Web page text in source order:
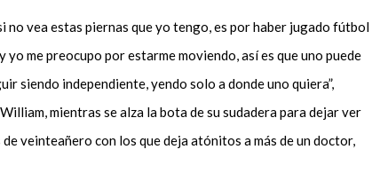
no vea estas piernas que yo tengo, es por haber jugado fútbol
yo me preocupo por estarme moviendo, así es que uno puede
siendo independiente, yendo solo a donde uno quiera”,
mientras se alza la bota de su sudadera para dejar ver
veinteañero con los que deja atónitos a más de un doctor,